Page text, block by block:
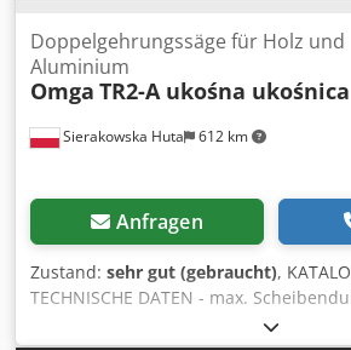
Sierakowska Huta 612 km
Doppelgehrungssäge für Holz und
Aluminium
Omga TR2-A ukośna ukośnica
Anfragen
Zustand: sehr gut (gebraucht),
TECHNISCHE DATEN - max.
- Spindeldurchmesser: 30 mm -